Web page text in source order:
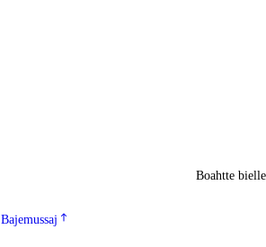
Boahtte bielle
Bajemussaj